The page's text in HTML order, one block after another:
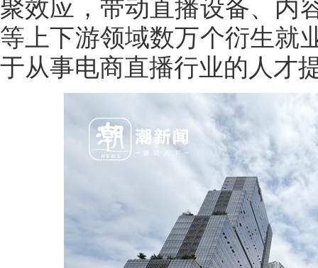
聚效应，带动直播设备、内
等上下游领域数万个衍生就
于从事电商直播行业的人才